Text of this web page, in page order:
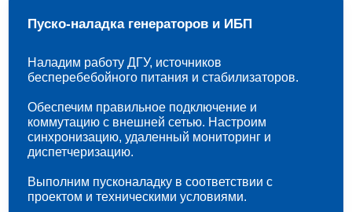
Пуско-наладка генераторов и ИБП
Наладим работу ДГУ, источников
бесперебебойного питания и стабилизаторов.
Обеспечим правильное подключение и
коммутацию с внешней сетью. Настроим
синхронизацию, удаленный мониторинг и
диспетчеризацию.
Выполним пусконаладку в соответствии с
проектом и техническими условиями.